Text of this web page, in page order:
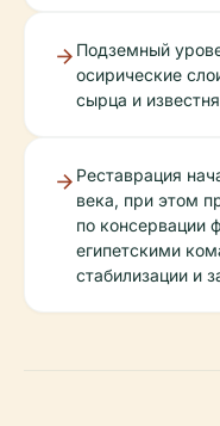
Подземный
осирические
сырца и
Реставрация
века, при этом
по консервации
египетскими
стабилизации и